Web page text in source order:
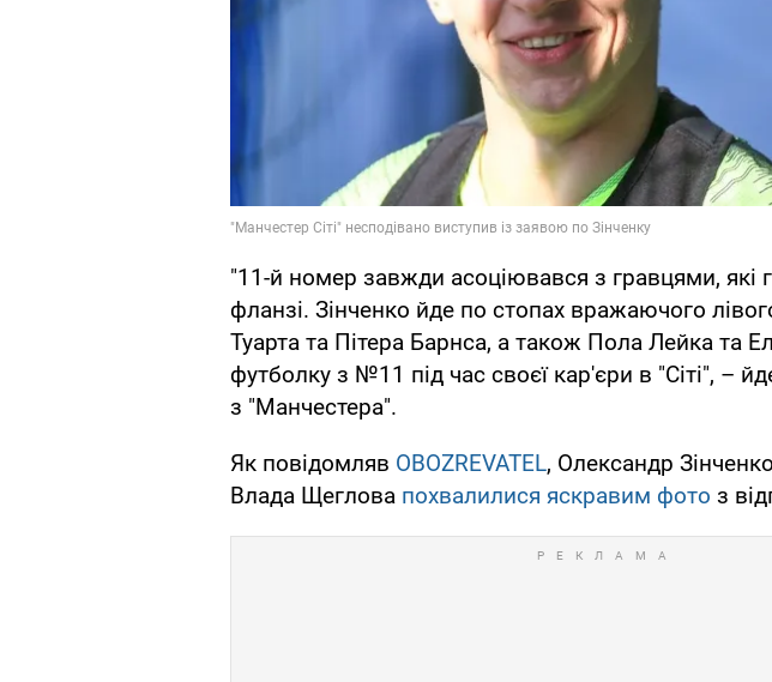
"11-й номер завжди асоціювався з гравцями, які
фланзі. Зінченко йде по стопах вражаючого
Туарта та Пітера Барнса, а також Пола Лейка та
футболку з №11 під час своєї кар'єри в "Сіті", –
з "Манчестера".
Як повідомляв OBOZREVATEL, Олександр
Влада Щеглова похвалилися яскравим фото з